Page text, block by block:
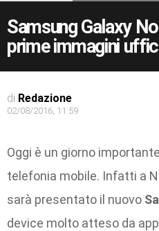
Samsung Galaxy
prime immagini
di Redazione
02/08/2016, 11:59
Oggi è un giorno
telefonia mobile. Infatti a
sarà presentato il nuovo
device molto atteso da